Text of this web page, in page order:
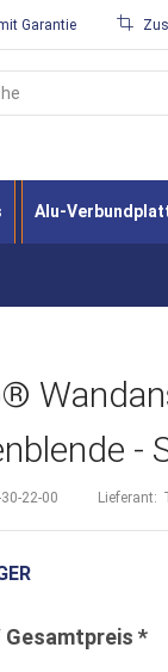
Garantie
Alu-
-
22-00 Lieferant: